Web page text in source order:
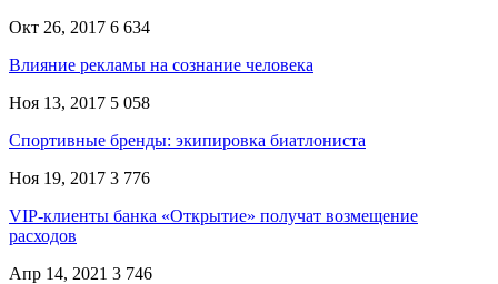
Окт 26, 2017 6 634
Влияние рекламы на сознание человека
Ноя 13, 2017 5 058
Спортивные бренды: экипировка биатлониста
Ноя 19, 2017 3 776
VIP-клиенты банка «Открытие» получат возмещение
расходов
Апр 14, 2021 3 746